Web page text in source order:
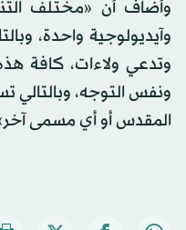
وأضاف أن «مختلف
وآيديولوجية واحدة،
وتدعي ولاءات، كافة
ونفس التوجه،
المقدس أو أي مسمى